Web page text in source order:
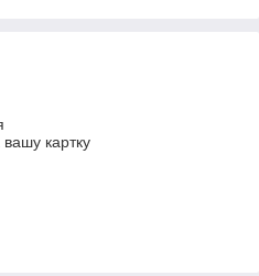
картку